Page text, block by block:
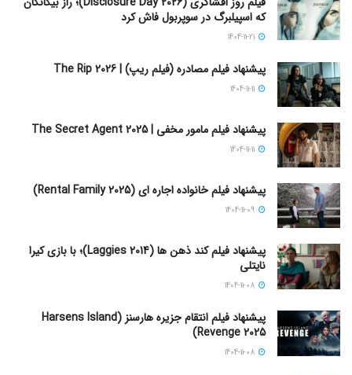
که اسپیلبرگ در سوپربول فاش کرد
پیشنهاد فیلم مصادره (فیلم ریپ) | The Rip 2026
پیشنهاد فیلم مامور مخفی | The Secret Agent 2025
پیشنهاد فیلم خانواده اجاره‌ ای (Rental Family 2025)
پیشنهاد فیلم کند ذهن ها (Laggies 2014)؛ با بازی کیرا
نایتلی
پیشنهاد فیلم انتقام جزیره هارسنز (Harsens Island
Revenge 2025)